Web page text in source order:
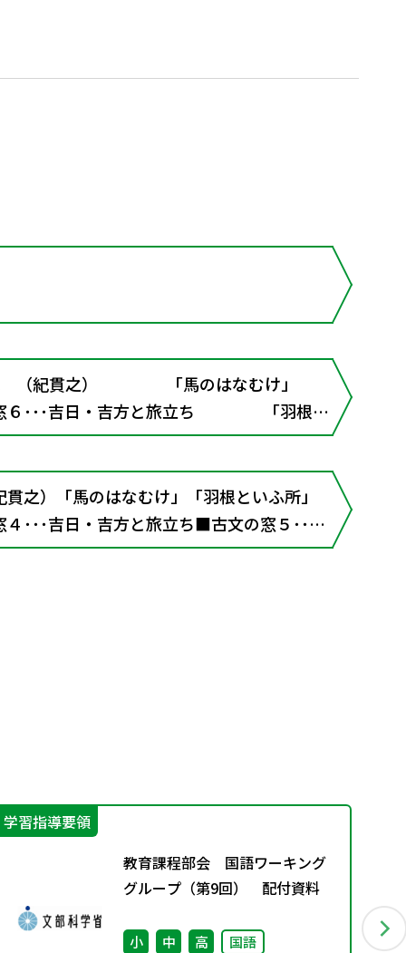
紀貫之） 「馬のはなむけ」
･･吉日・吉方と旅立ち 「羽根と
の窓７･･･地名と和歌 「帰
･･･和語と漢語"
）「馬のはなむけ」「羽根といふ所」
４･･･吉日・吉方と旅立ち■古文の窓５･･･
学習指導要領
教育課程部会 国語ワーキング
グループ（第9回） 配付資料
小 中 高 国語